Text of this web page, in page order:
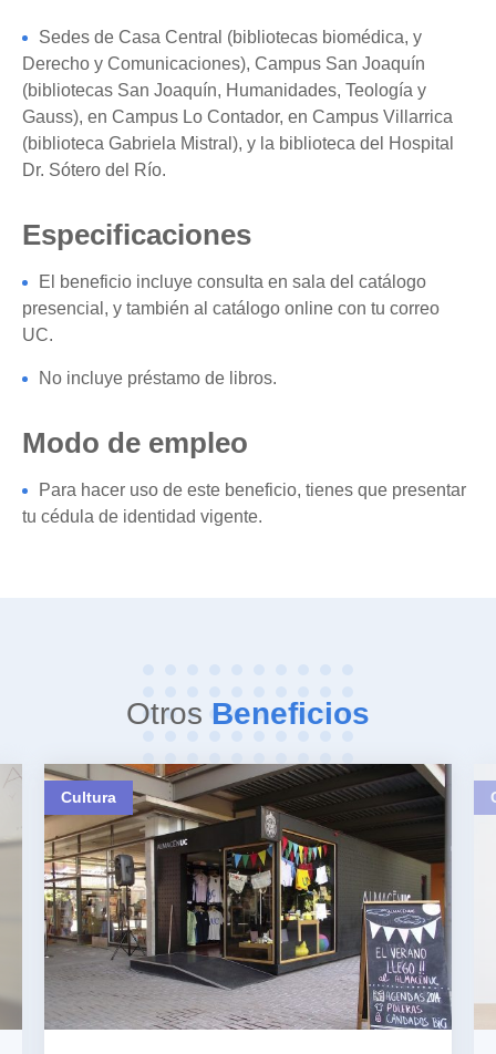
Sedes de Casa Central (bibliotecas biomédica, y
Derecho y Comunicaciones), Campus San Joaquín
(bibliotecas San Joaquín, Humanidades, Teología y
Gauss), en Campus Lo Contador, en Campus Villarrica
(biblioteca Gabriela Mistral), y la biblioteca del Hospital
Dr. Sótero del Río.
Especificaciones
El beneficio incluye consulta en sala del catálogo
presencial, y también al catálogo online con tu correo
UC.
No incluye préstamo de libros.
Modo de empleo
Para hacer uso de este beneficio, tienes que presentar
tu cédula de identidad vigente.
Otros Beneficios
Cultura